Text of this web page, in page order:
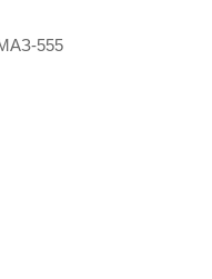
555